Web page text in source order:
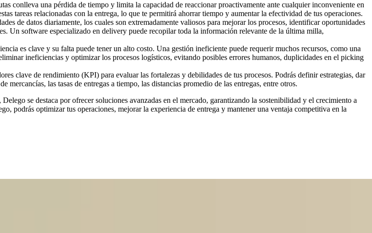
conlleva una pérdida de tiempo y limita la capacidad de reaccionar proactivamente ante cualquier inconveniente en
tareas relacionadas con la entrega, lo que te permitirá ahorrar tiempo y aumentar la efectividad de tus operaciones.
de datos diariamente, los cuales son extremadamente valiosos para mejorar los procesos, identificar oportunidades
Un software especializado en delivery puede recopilar toda la información relevante de la última milla,
es clave y su falta puede tener un alto costo. Una gestión ineficiente puede requerir muchos recursos, como una
ineficiencias y optimizar los procesos logísticos, evitando posibles errores humanos, duplicidades en el picking
clave de rendimiento (KPI) para evaluar las fortalezas y debilidades de tus procesos. Podrás definir estrategias, dar
las tasas de entregas a tiempo, las distancias promedio de las entregas, entre otros.
se destaca por ofrecer soluciones avanzadas en el mercado, garantizando la sostenibilidad y el crecimiento a
podrás optimizar tus operaciones, mejorar la experiencia de entrega y mantener una ventaja competitiva en la